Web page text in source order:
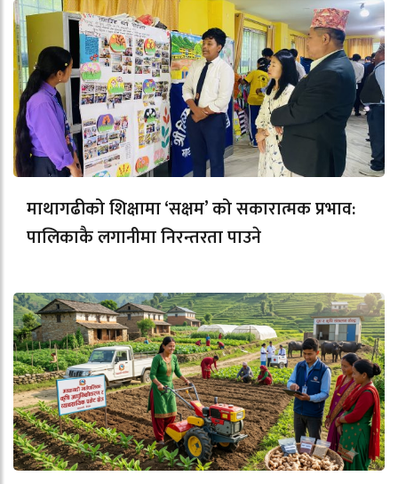
माथागढीको शिक्षामा ‘सक्षम’ को सकारात्मक प्रभाव:
पालिकाकै लगानीमा निरन्तरता पाउने